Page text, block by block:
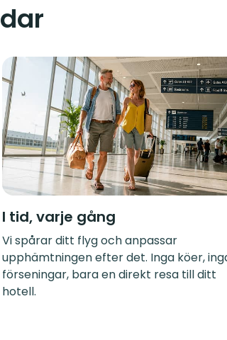
I tid, varje gång
Vi spårar ditt flyg och anpassar
upphämtningen efter det. Inga köer,
förseningar, bara en direkt resa till ditt
hotell.